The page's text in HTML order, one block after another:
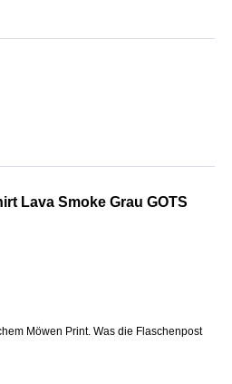
Lava Smoke Grau GOTS
Möwen Print. Was die Flaschenpost